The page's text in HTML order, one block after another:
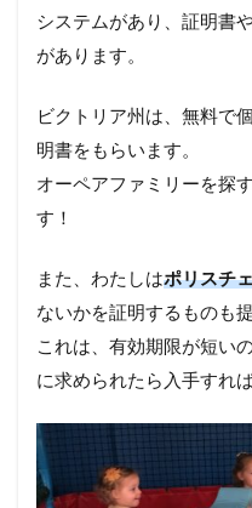
システムがあり、証明書
があります。
ビクトリア州は、無料で
明書をもらいます。
オーペアファミリーを探
す！
また、わたしはポリスチ
ないかを証明するものも
これは、有効期限が短い
に求められたら入手すれ